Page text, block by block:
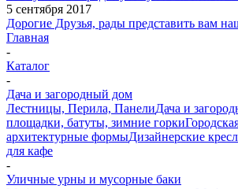
5 сентября 2017
Дорогие Друзья, рады представить вам
Главная
-
Каталог
-
Дача и загородный дом
Лестницы, Перила, ПанелиДача и
площадки, батуты, зимние горки
архитектурные формыДизайнерские
для кафе
-
Уличные урны и мусорные баки